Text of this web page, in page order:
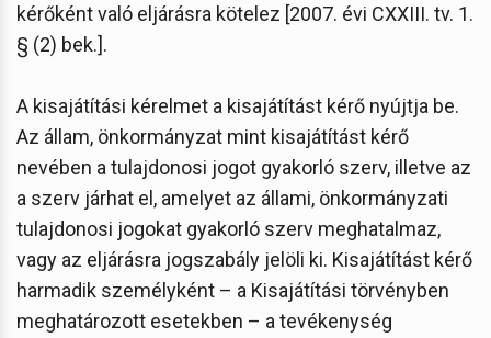
kérőként való eljárásra kötelez [2007. évi CXXIII. tv. 1.
§ (2) bek.].
A kisajátítási kérelmet a kisajátítást kérő nyújtja be.
Az állam, önkormányzat mint kisajátítást kérő
nevében a tulajdonosi jogot gyakorló szerv, illetve az
a szerv járhat el, amelyet az állami, önkormányzati
tulajdonosi jogokat gyakorló szerv meghatalmaz,
vagy az eljárásra jogszabály jelöli ki. Kisajátítást kérő
harmadik személyként – a Kisajátítási törvényben
meghatározott esetekben – a tevékenység